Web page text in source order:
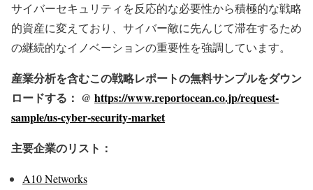
サイバーセキュリティを反応的な必要性から積極的な戦略
的資産に変えており、サイバー敵に先んじて滞在するため
の継続的なイノベーションの重要性を強調しています。
産業分析を含むこの戦略レポートの無料サンプルをダウン
ロードする： @ https://www.reportocean.co.jp/request-
sample/us-cyber-security-market
主要企業のリスト：
A10 Networks